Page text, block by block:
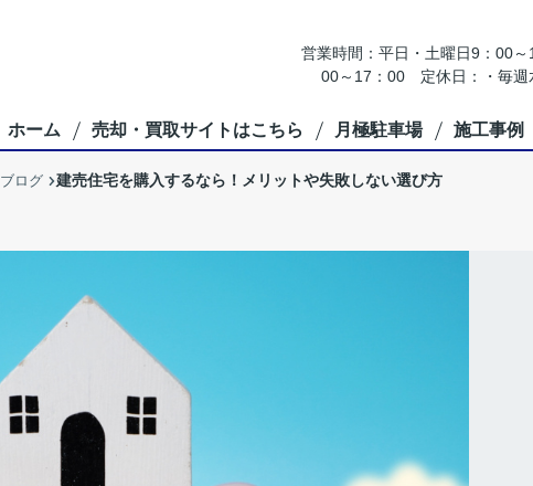
営業時間：平日・土曜日9：00
00～17：00 定休日：・毎週
ホーム 売却・買取サイトはこちら 月極駐車場 施工事例
ブログ 建売住宅を購入するなら！メリットや失敗しない選び方